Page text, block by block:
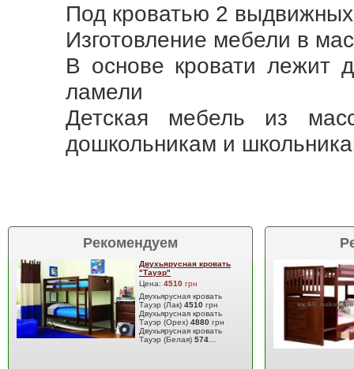
Под кроватью 2
Изготовление мебели в
В основе кровати лежит
ламели
Детская мебель из
дошкольникам и
Рекомендуем
Двухьярусная кровать
"Тауэр"
Цена: 4510 грн
Двухьярусная кровать
Тауэр (Лак) 4510 грн
Двухьярусная кровать
Тауэр (Орех) 4880 грн
Двухьярусная кровать
Тауэр (Белая) 574